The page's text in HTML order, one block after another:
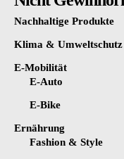
Nachhaltige Produkte
Klima & Umweltschutz
E-Mobilität
E-Auto
E-Bike
Ernährung
Fashion & Style